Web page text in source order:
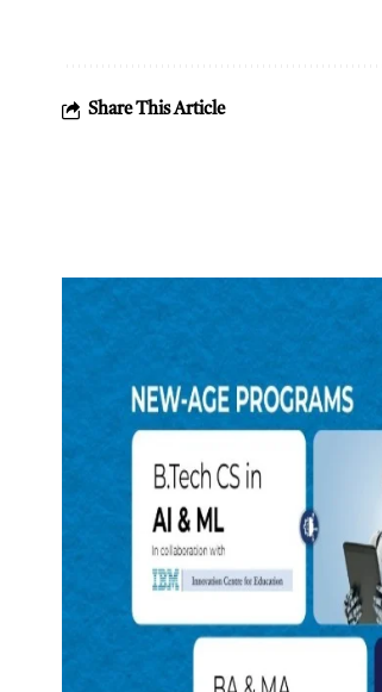
Share This Article